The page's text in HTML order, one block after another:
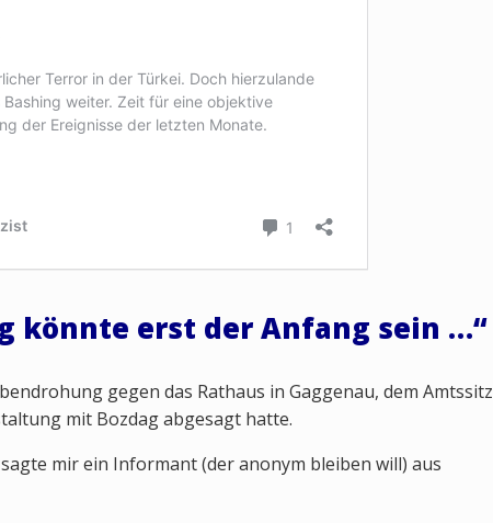
könnte erst der Anfang sein …“
gegen das Rathaus in Gaggenau, dem Amtssitz
mit Bozdag abgesagt hatte.
mir ein Informant (der anonym bleiben will) aus